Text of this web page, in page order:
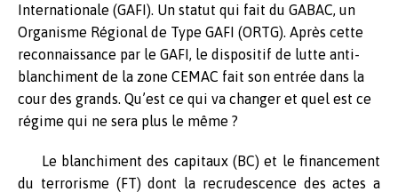
Internationale (GAFI). Un statut qui fait du GABAC, un
Organisme Régional de Type GAFI (ORTG). Après cette
reconnaissance par le GAFI, le dispositif de lutte anti-
blanchiment de la zone CEMAC fait son entrée dans la
cour des grands. Qu’est ce qui va changer et quel est ce
régime qui ne sera plus le même ?
Le blanchiment des capitaux (BC) et le financement
du terrorisme (FT) dont la recrudescence des actes a